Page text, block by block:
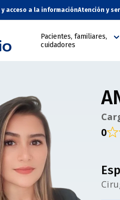
acceso a la informaciónAtención y
Pacientes, familiares,
cuidadores
0